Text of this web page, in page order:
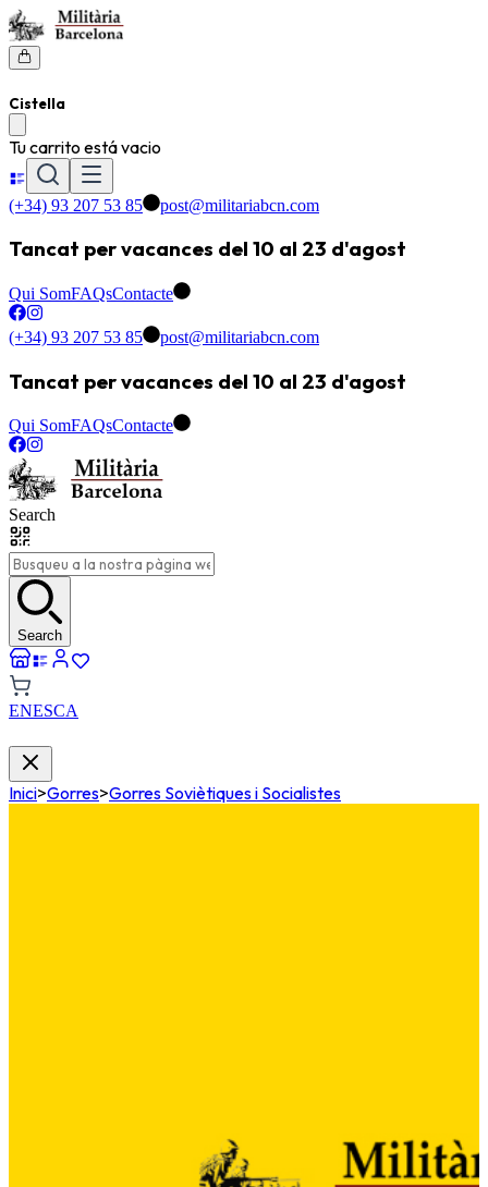
Cistella
Tu carrito está vacio
(+34) 93 207 53 85 post@militariabcn.com
Tancat per vacances del 10 al 23 d'agost
Qui SomFAQsContacte
(+34) 93 207 53 85 post@militariabcn.com
Tancat per vacances del 10 al 23 d'agost
Qui SomFAQsContacte
Search
Search
ENESCA
Inici>Gorres>Gorres Soviètiques i Socialistes